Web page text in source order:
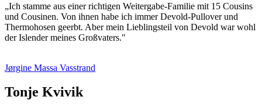
„Ich stamme aus einer richtigen Weitergabe-Familie mit 15 Cousins
und Cousinen. Von ihnen habe ich immer Devold-Pullover und
Thermohosen geerbt. Aber mein Lieblingsteil von Devold war wohl
der Islender meines Großvaters."
Jørgine Massa Vasstrand
Tonje Kvivik